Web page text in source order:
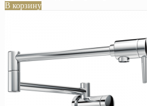
В корзину